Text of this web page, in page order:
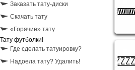
Заказать тату-диски
Скачать тату
«Горячие» тату
Тату футболки!
Где сделать татуировку?
Надоела тату? Удалить!